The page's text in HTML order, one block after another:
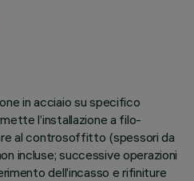
in acciaio su specifico
l’installazione a filo-
al controsoffitto (spessori da
incluse; successive operazioni
dell’incasso e rifiniture